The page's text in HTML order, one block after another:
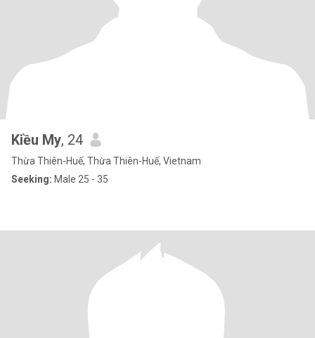
Kiều My, 24
Thừa Thiên-Huế, Thừa Thiên-Huế, Vietnam
Seeking: Male 25 - 35